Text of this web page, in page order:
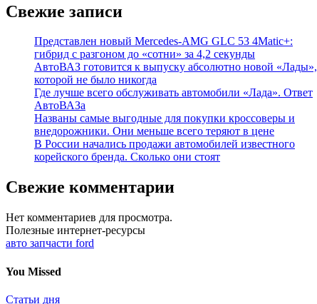
Свежие записи
Представлен новый Mercedes-AMG GLC 53 4Matic+:
гибрид с разгоном до «сотни» за 4,2 секунды
АвтоВАЗ готовится к выпуску абсолютно новой «Лады»,
которой не было никогда
Где лучше всего обслуживать автомобили «Лада». Ответ
АвтоВАЗа
Названы самые выгодные для покупки кроссоверы и
внедорожники. Они меньше всего теряют в цене
В России начались продажи автомобилей известного
корейского бренда. Сколько они стоят
Свежие комментарии
Нет комментариев для просмотра.
Полезные интернет-ресурсы
авто запчасти ford
You Missed
Статьи дня